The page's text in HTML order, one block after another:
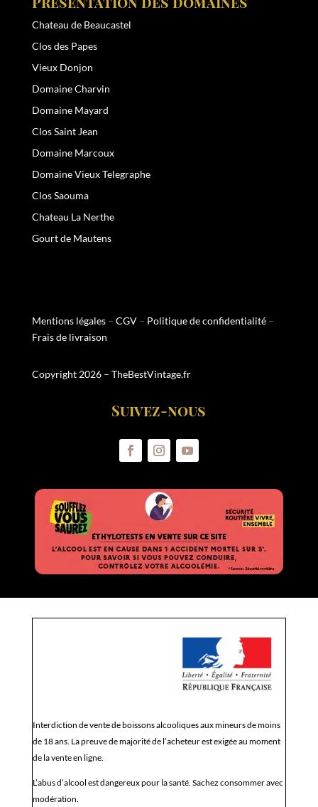
Chateau de Beaucastel
Clos des Papes
Vieux Donjon
Domaine Charvin
Domaine Mayard
Clos Saint Jean
Domaine Marcoux
Domaine Vieux Telegraphe
Clos Saouma
Chateau La Nerthe
Gourt de Mautens
Mentions légales– CGV– Politique de confidentialité–
Frais de livraison
Copyright 2026 – TheBestVintage.fr
Suivez-nous
Interdiction de vente de boissons alcooliques aux mineurs de moins
de 18 ans. La preuve de majorité de l’acheteur est exigée au moment
de la vente en ligne.
L’abus d’alcool est dangereux pour la santé. Sachez consommer avec
modération.